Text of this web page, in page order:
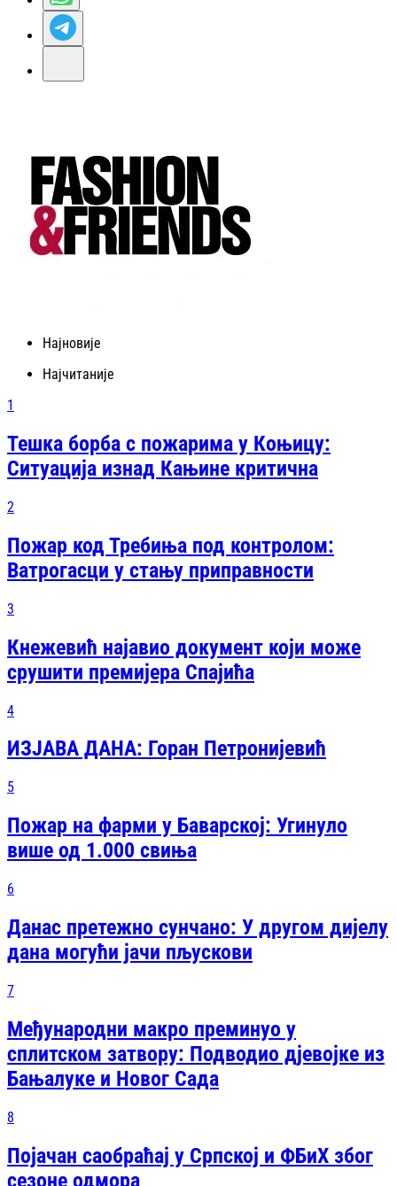
Најновије
Најчитаније
1
Тешка борба с пожарима у Коњицу:
Ситуација изнад Кањине критична
2
Пожар код Требиња под контролом:
Ватрогасци у стању приправности
3
Кнежевић најавио документ који може
срушити премијера Спајића
4
ИЗЈАВА ДАНА: Горан Петронијевић
5
Пожар на фарми у Баварској: Угинуло
више од 1.000 свиња
6
Данас претежно сунчано: У другом дијелу
дана могући јачи пљускови
7
Међународни макро преминуо у
сплитском затвору: Подводио дјевојке из
Бањалуке и Новог Сада
8
Појачан саобраћај у Српској и ФБиХ због
сезоне одмора